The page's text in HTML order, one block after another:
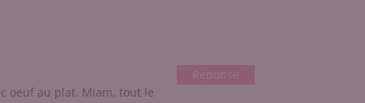
oeuf au plat. Miam, tout le
Réponse